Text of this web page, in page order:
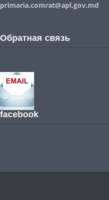
primaria.comrat@apl.gov.md
Обратная связь
facebook